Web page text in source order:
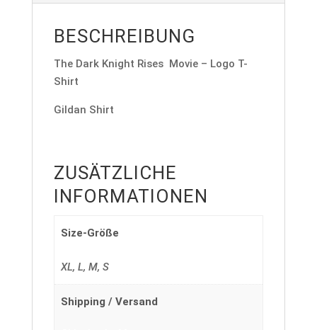
BESCHREIBUNG
The Dark Knight Rises Movie – Logo T-
Shirt
Gildan Shirt
ZUSÄTZLICHE
INFORMATIONEN
Size-Größe
XL, L, M, S
Shipping / Versand